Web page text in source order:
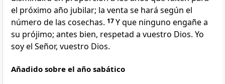
el próximo año jubilar; la venta se hará según el
número de las cosechas. 17Y que ninguno engañe a
su prójimo; antes bien, respetad a vuestro Dios. Yo
soy el Señor, vuestro Dios.
Añadido sobre el año sabático